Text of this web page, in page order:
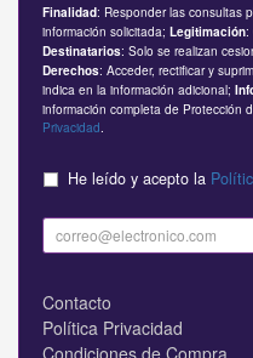
Finalidad: Responder las consultas
información solicitada; Legitimación:
Destinatarios: Solo se realizan
Derechos: Acceder, rectificar y
indica en la información adicional;
información completa de Protección
Privacidad
He leído y acepto la
Contacto
Política Privacidad
Condiciones de Compra